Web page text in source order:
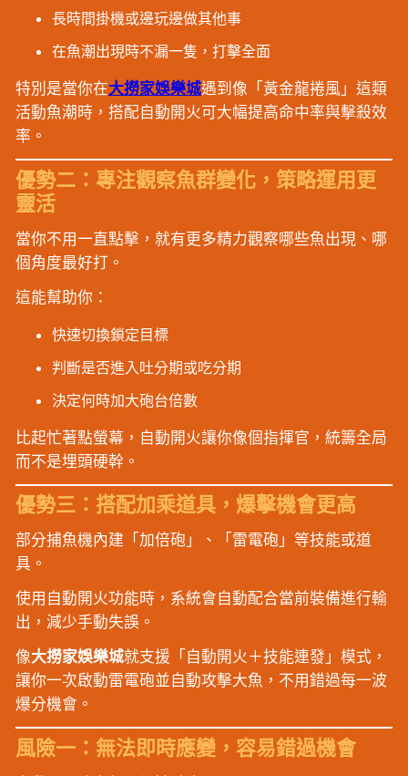
長時間掛機或邊玩邊做其他事
在魚潮出現時不漏一隻，打擊全面
特別是當你在大撈家娛樂城遇到像「黃金龍捲風」這類
活動魚潮時，搭配自動開火可大幅提高命中率與擊殺效
率。
優勢二：專注觀察魚群變化，策略運用更
靈活
當你不用一直點擊，就有更多精力觀察哪些魚出現、哪
個角度最好打。
這能幫助你：
快速切換鎖定目標
判斷是否進入吐分期或吃分期
決定何時加大砲台倍數
比起忙著點螢幕，自動開火讓你像個指揮官，統籌全局
而不是埋頭硬幹。
優勢三：搭配加乘道具，爆擊機會更高
部分捕魚機內建「加倍砲」、「雷電砲」等技能或道
具。
使用自動開火功能時，系統會自動配合當前裝備進行輸
出，減少手動失誤。
像大撈家娛樂城就支援「自動開火＋技能連發」模式，
讓你一次啟動雷電砲並自動攻擊大魚，不用錯過每一波
爆分機會。
風險一：無法即時應變，容易錯過機會